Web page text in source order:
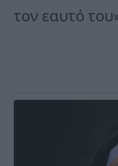
τον εαυτό